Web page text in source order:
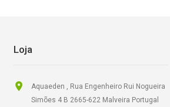
Loja
Aquaeden , Rua Engenheiro Rui Nogueira
Simões 4 B 2665-622 Malveira Portugal